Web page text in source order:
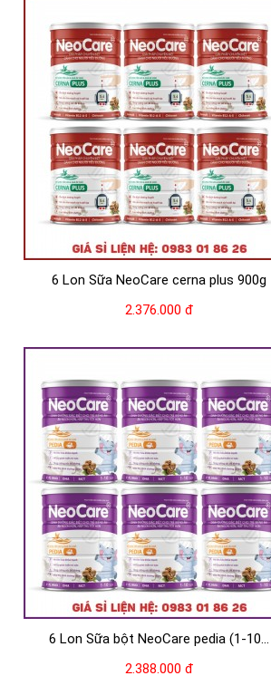
6 Lon Sữa NeoCare cerna plus 900g
2.376.000 đ
6 Lon Sữa bột NeoCare pedia (1-10...
2.388.000 đ